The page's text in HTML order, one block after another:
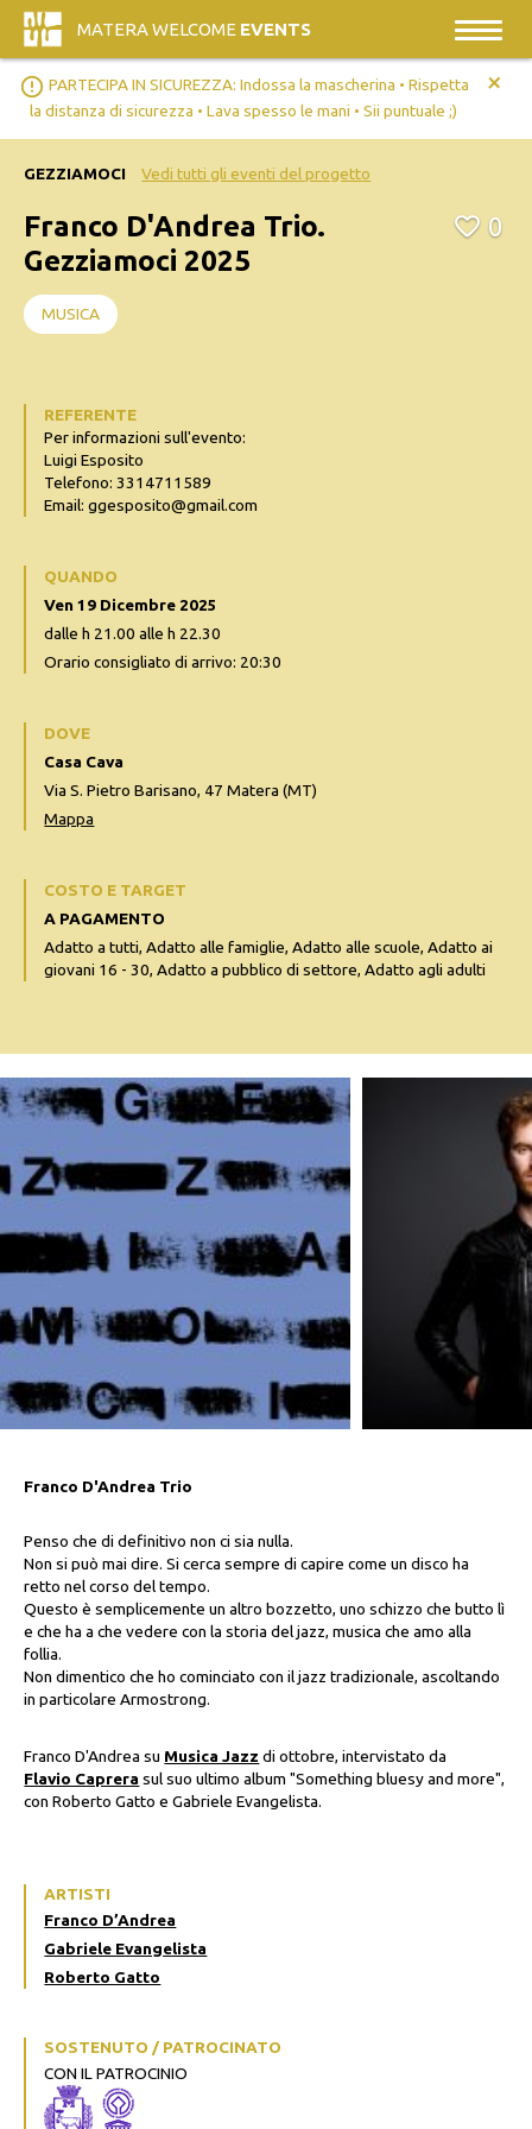
MATERA WELCOME EVENTS
error_outline PARTECIPA IN SICUREZZA: Indossa la mascherina • Rispetta
la distanza di sicurezza • Lava spesso le mani • Sii puntuale ;)
+
Franco D'Andrea Trio
Penso che di definitivo non ci sia nulla.
Non si può mai dire. Si cerca sempre di capire come un disco ha
retto nel corso del tempo.
Questo è semplicemente un altro bozzetto, uno schizzo che butto lì
e che ha a che vedere con la storia del jazz, musica che amo alla
follia.
Non dimentico che ho cominciato con il jazz tradizionale, ascoltando
in particolare Armostrong.
Franco D'Andrea su Musica Jazz di ottobre, intervistato da
Flavio Caprera sul suo ultimo album "Something bluesy and more",
con Roberto Gatto e Gabriele Evangelista.
ARTISTI
Franco D’Andrea
Gabriele Evangelista
Roberto Gatto
SOSTENUTO / PATROCINATO
CON IL PATROCINIO
GEZZIAMOCI Vedi tutti gli eventi del progetto
Franco D'Andrea Trio.
Gezziamoci 2025
0
MUSICA
REFERENTE
Per informazioni sull'evento:
Luigi Esposito
Telefono: 3314711589
Email: ggesposito@gmail.com
QUANDO
Ven 19 Dicembre 2025
dalle h 21.00 alle h 22.30
Orario consigliato di arrivo: 20:30
DOVE
Casa Cava
Via S. Pietro Barisano, 47 Matera (MT)
Mappa
COSTO E TARGET
A PAGAMENTO
Adatto a tutti, Adatto alle famiglie, Adatto alle scuole, Adatto ai
giovani 16 - 30, Adatto a pubblico di settore, Adatto agli adulti